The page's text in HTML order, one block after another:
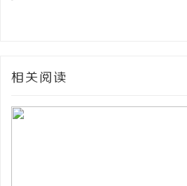
相关阅读